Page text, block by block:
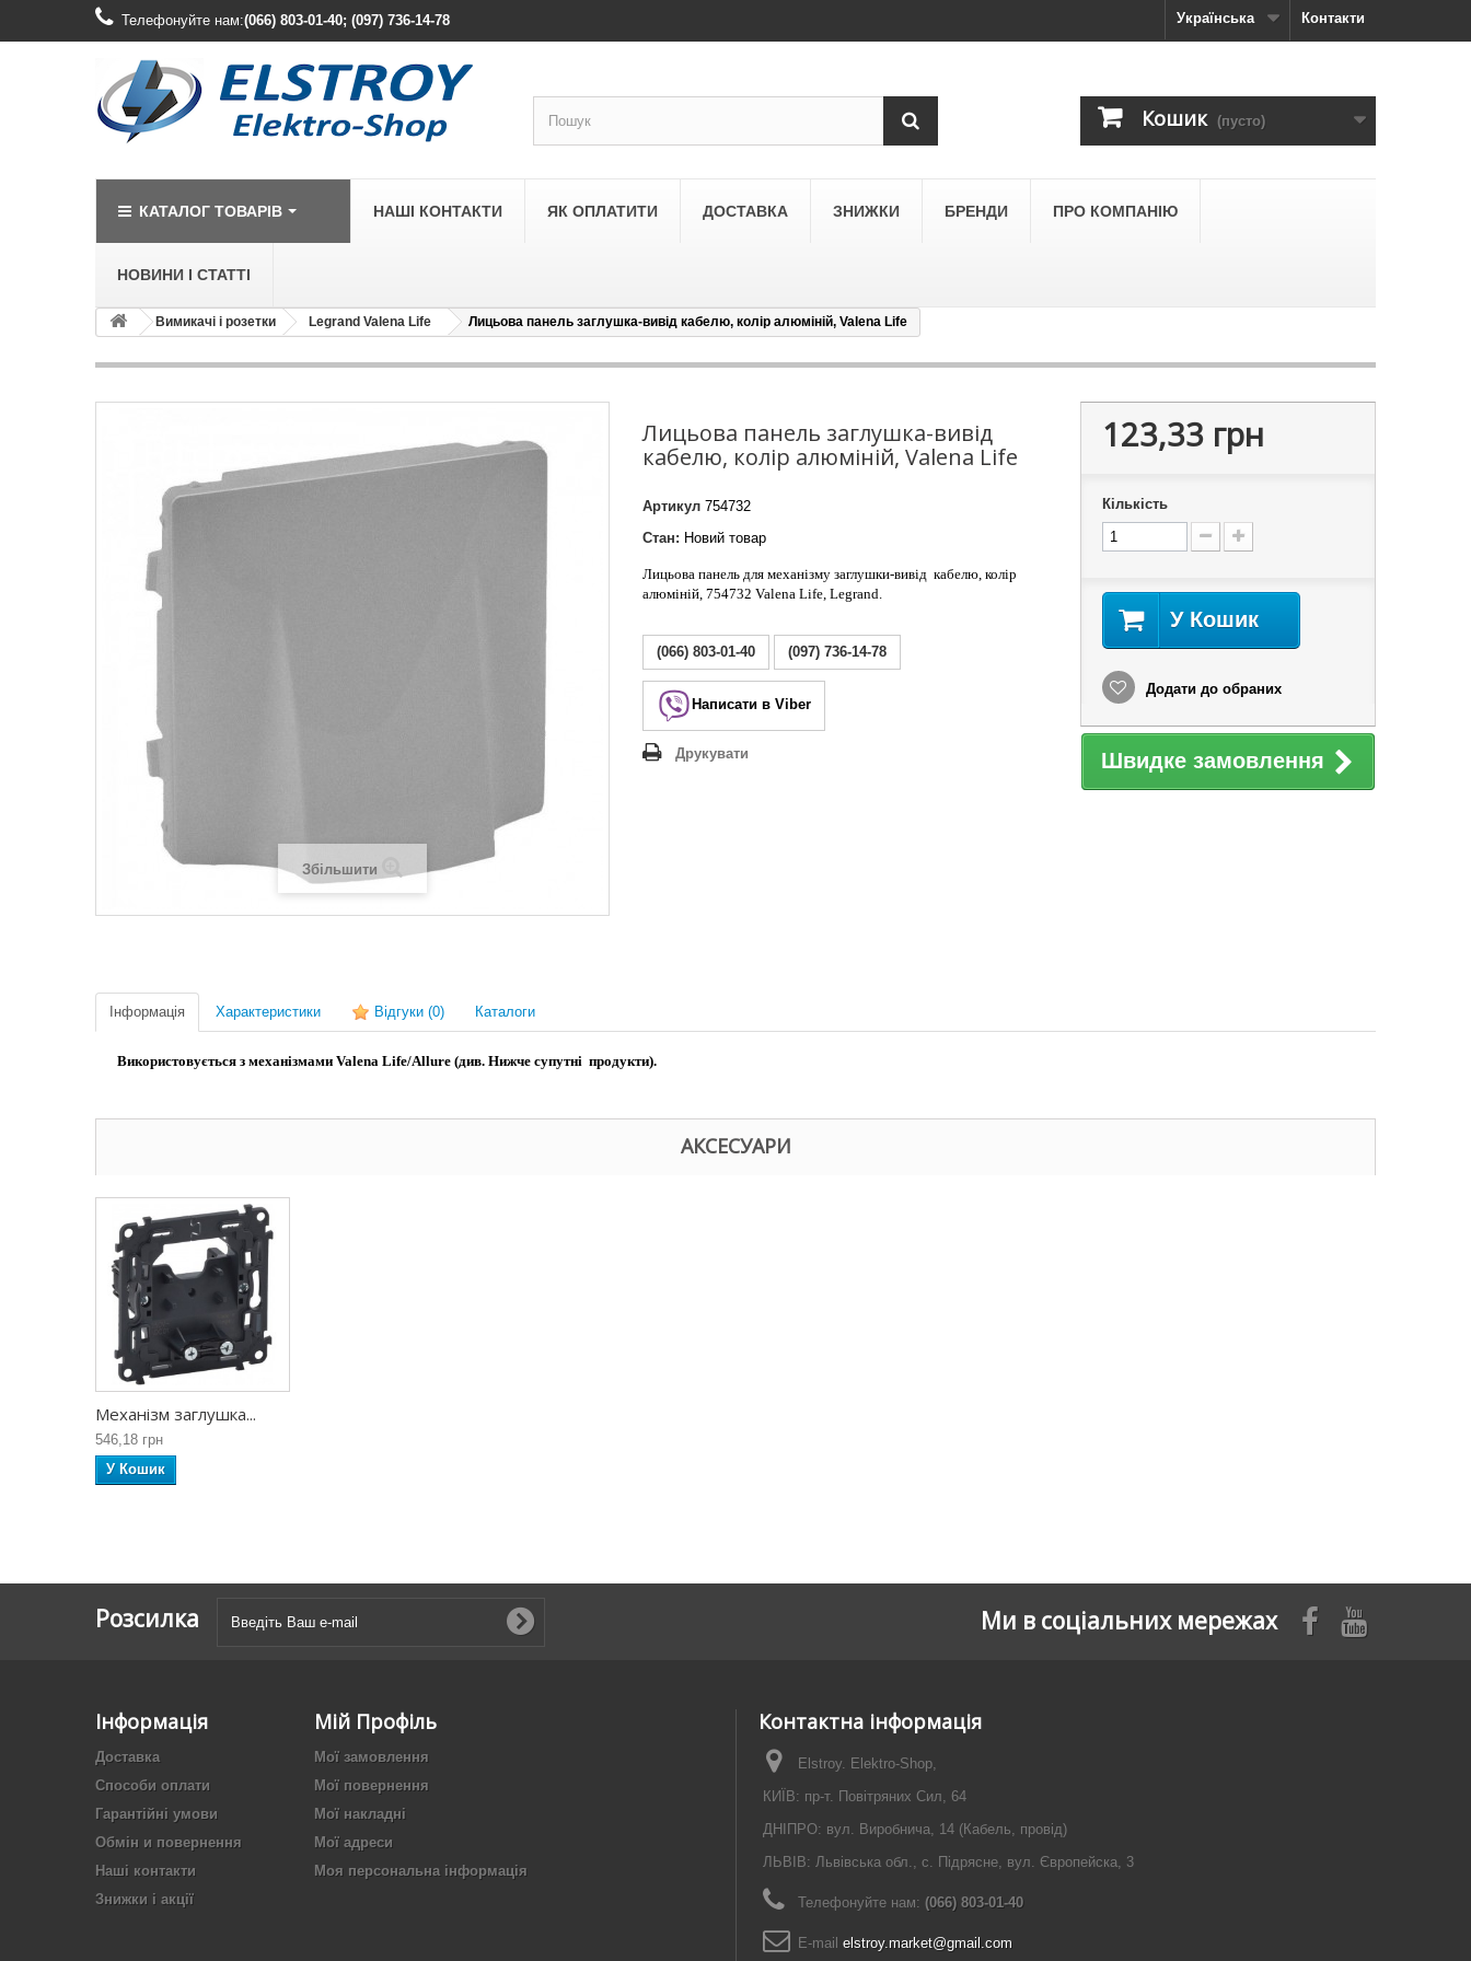
Контакти
Телефонуйте нам:(066) 803-01-40; (097) 736-14-78 Українська
Кошик (пусто)
КАТАЛОГ ТОВАРІВ
LEGRAND
Legrand Etika
LEGRAND
LEZARD
Lezard Deriy
НАШІ КОНТАКТИ ЯК ОПЛАТИТИ ДОСТАВКА ЗНИЖКИ БРЕНДИ ПРО КОМПАНІЮ
НОВИНИ І СТАТТІ
Вимикачі і розетки Legrand Valena Life Лицьова панель заглушка-вивід кабелю, колір алюміній, Valena Life
Збільшити
Лицьова панель заглушка-вивід
кабелю, колір алюміній, Valena Life
Артикул 754732
Стан: Новий товар
Лицьова панель для механізму заглушки-вивід кабелю, колір
алюміній, 754732 Valena Life, Legrand.
(066) 803-01-40 (097) 736-14-78
Написати в Viber
Друкувати
123,33 грн
Кількість
У Кошик
Додати до обраних
Швидке замовлення
Інформація Характеристики Відгуки (0) Каталоги
Використовується з механізмами Valena Life/Allure (див. Нижче супутні продукти).
АКСЕСУАРИ
Механізм заглушка...
546,18 грн
У Кошик
Розсилка Ми в соціальних мережах
Інформація
Доставка
Способи оплати
Гарантійні умови
Обмін и повернення
Наші контакти
Знижки і акції
Мій Профіль
Мої замовлення
Мої повернення
Мої накладні
Мої адреси
Моя персональна інформація
Контактна інформація
Elstroy. Elektro-Shop,
КИЇВ: пр-т. Повітряних Сил, 64
ДНІПРО: вул. Виробнича, 14 (Кабель, провід)
ЛЬВІВ: Львівська обл., с. Підрясне, вул. Європейска, 3
Телефонуйте нам: (066) 803-01-40
E-maіl elstroy.market@gmail.com